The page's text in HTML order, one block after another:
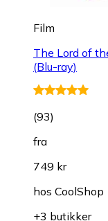
Film
The Lord of
(Blu-ray)
(93)
fra
749 kr
hos CoolShop
+3 butikker